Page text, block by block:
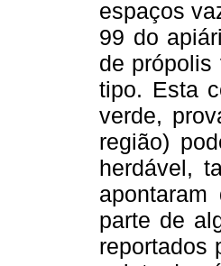
espaços
99 do
de
tipo. Esta
verde,
região)
herdável,
parte de
reportados